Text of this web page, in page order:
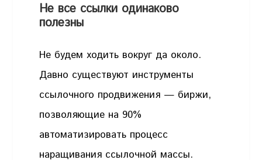
Не все ссылки одинаково
полезны
Не будем ходить вокруг да около.
Давно существуют инструменты
ссылочного продвижения — биржи,
позволяющие на 90%
автоматизировать процесс
наращивания ссылочной массы.